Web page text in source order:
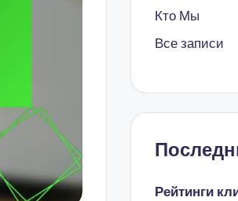
Кто Мы
Все записи
Рейтинги